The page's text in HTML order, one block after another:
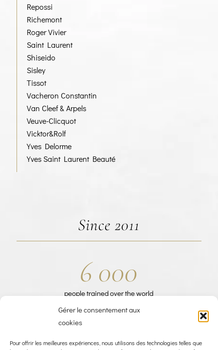
Gérer le consentement aux
cookies
Pour offrir les meilleures expériences, nous utilisons des technologies telles que
Repossi
Richemont
Roger Vivier
Saint Laurent
Shiseido
Sisley
Tissot
Vacheron Constantin
Van Cleef & Arpels
Veuve-Clicquot
Vicktor&Rolf
Yves Delorme
Yves Saint Laurent Beauté
Since 2011
6000
people trained over the world